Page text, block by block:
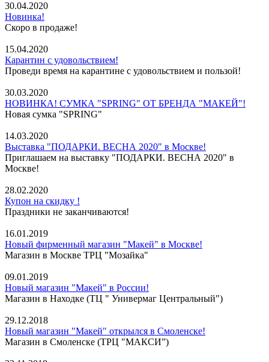
30.04.2020
Новинка!
Скоро в продаже!
15.04.2020
Карантин с удовольствием!
Проведи время на карантине с удовольствием и пользой!
30.03.2020
НОВИНКА! СУМКА "SPRING" ОТ БРЕНДА "МАКЕЙ"!
Новая сумка "SPRING"
14.03.2020
Выставка "ПОДАРКИ. ВЕСНА 2020" в Москве!
Приглашаем на выставку "ПОДАРКИ. ВЕСНА 2020" в
Москве!
28.02.2020
Купон на скидку !
Праздники не заканчиваются!
16.01.2019
Новый фирменный магазин "Макей" в Москве!
Магазин в Москве ТРЦ "Мозайка"
09.01.2019
Новый магазин "Макей" в России!
Магазин в Находке (ТЦ " Универмаг Центральный")
29.12.2018
Новый магазин "Макей" открылся в Смоленске!
Магазин в Смоленске (ТРЦ "МАКСИ”)